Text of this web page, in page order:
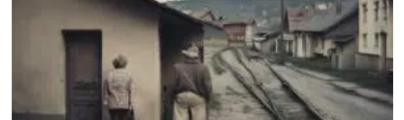
navštívi
Biely
dom,
podpísal
dohodu